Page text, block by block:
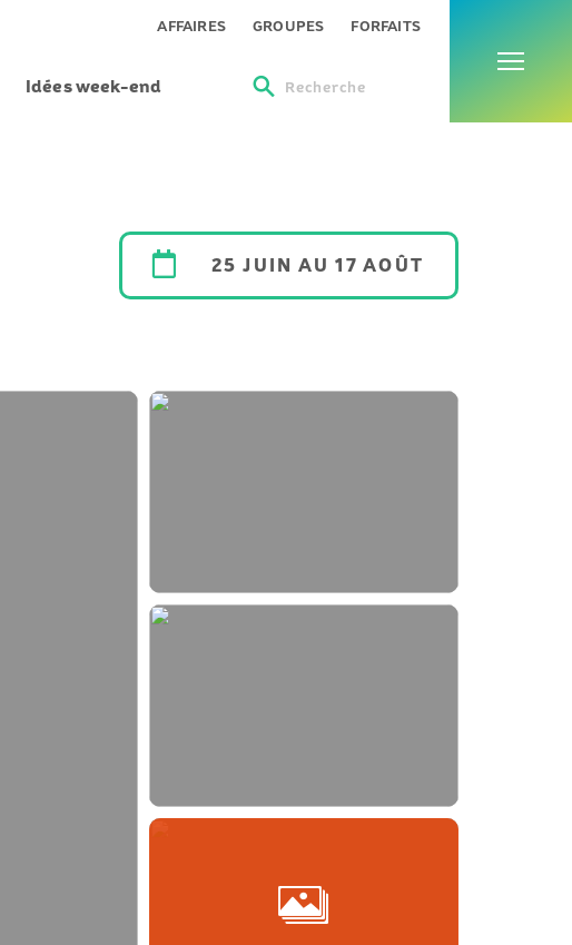
Menu
Idées week-end
AFFAIRES GROUPES FORFAITS
Recherche
25 JUIN AU 17 AOÛT